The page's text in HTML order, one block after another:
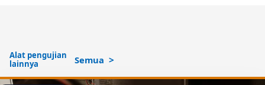
Alat pengujian
lainnya
Semua